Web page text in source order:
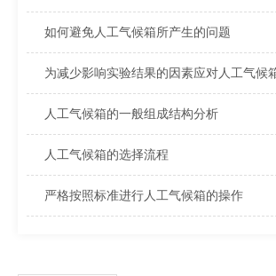
如何避免人工气候箱所产生的问题
为减少影响实验结果的因素应对人工气候
人工气候箱的一般组成结构分析
人工气候箱的选择流程
严格按照标准进行人工气候箱的操作